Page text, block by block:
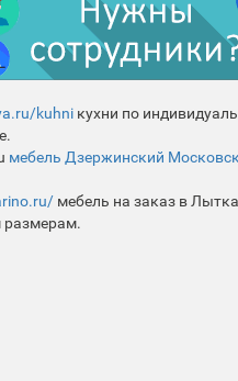
kuhni кухни по
мебель Дзержинский
мебель на заказ в